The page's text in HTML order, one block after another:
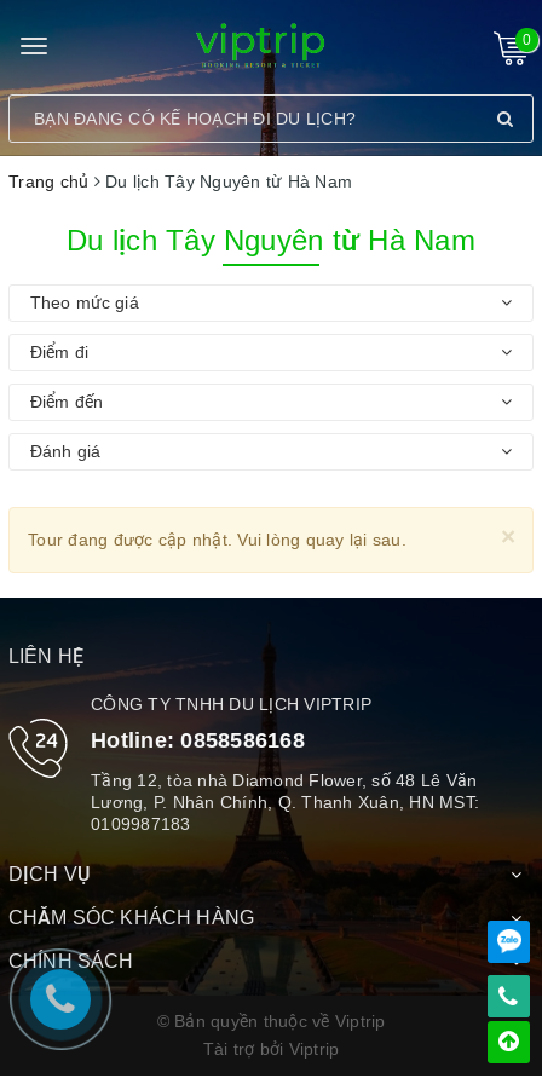
Toggle
navigation
0
Trang chủ Du lịch Tây Nguyên từ Hà Nam
Du lịch Tây Nguyên từ Hà Nam
Theo mức giá
Điểm đi
Điểm đến
Đánh giá
×
Tour đang được cập nhật. Vui lòng quay lại sau.
LIÊN HỆ
CÔNG TY TNHH DU LỊCH VIPTRIP
Hotline:0858586168
Tầng 12, tòa nhà Diamond Flower, số 48 Lê Văn
Lương, P. Nhân Chính, Q. Thanh Xuân, HN MST:
0109987183
DỊCH VỤ
CHĂM SÓC KHÁCH HÀNG
CHÍNH SÁCH
© Bản quyền thuộc về Viptrip
Tài trợ bởi Viptrip